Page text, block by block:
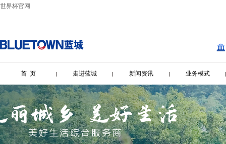
世界杯官网
首 页 走进蓝城 新闻资讯 业务模式